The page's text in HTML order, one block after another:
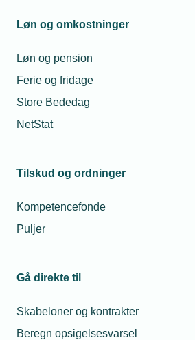
Løn og omkostninger
Løn og pension
Ferie og fridage
Store Bededag
NetStat
Tilskud og ordninger
Kompetencefonde
Puljer
Gå direkte til
Skabeloner og kontrakter
Beregn opsigelsesvarsel